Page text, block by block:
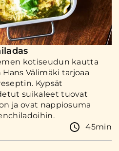
kotiseudun kautta
Välimäki tarjoaa
Kypsät
suikaleet tuovat
ja ovat nappiosuma
45min